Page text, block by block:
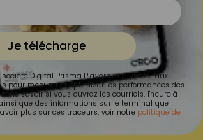
Je télécharge
Digital Prisma Players analyse le taux
pour mesurer et optimiser les performances des
savoir si vous ouvrez les courriels, l'heure à
que des informations sur le terminal que
plus sur ces traceurs, voir notre politique de